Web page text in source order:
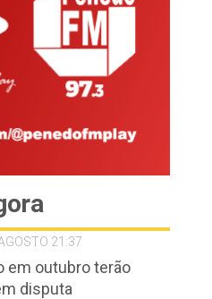
21:37
em outubro terão
disputa